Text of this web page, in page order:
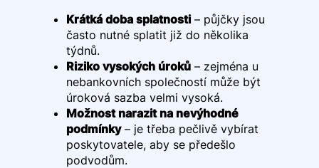
Krátká doba splatnosti– půjčky jsou
často nutné splatit již do několika
týdnů.
Riziko vysokých úroků– zejména u
nebankovních společností může být
úroková sazba velmi vysoká.
Možnost narazit na nevýhodné
podmínky– je třeba pečlivě vybírat
poskytovatele, aby se předešlo
podvodům.